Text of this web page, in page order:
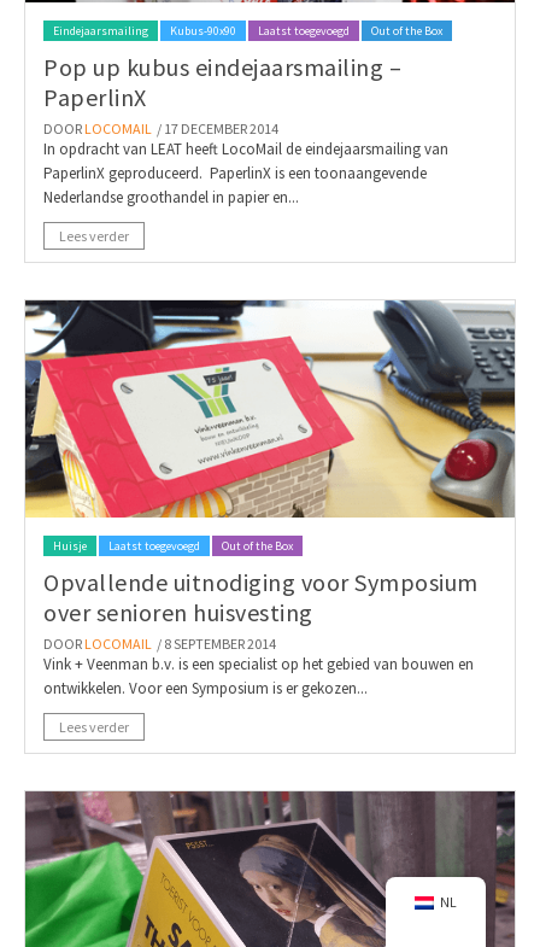
Eindejaarsmailing Kubus-90x90 Laatst toegevoegd Out of the Box
Pop up kubus eindejaarsmailing –
PaperlinX
DOOR LOCOMAIL / 17 DECEMBER 2014
In opdracht van LEAT heeft LocoMail de eindejaarsmailing van
PaperlinX geproduceerd. PaperlinX is een toonaangevende
Nederlandse groothandel in papier en...
Lees verder
Huisje Laatst toegevoegd Out of the Box
Opvallende uitnodiging voor Symposium
over senioren huisvesting
DOOR LOCOMAIL / 8 SEPTEMBER 2014
Vink + Veenman b.v. is een specialist op het gebied van bouwen en
ontwikkelen. Voor een Symposium is er gekozen...
Lees verder
NL